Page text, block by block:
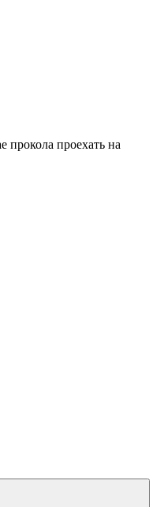
прокола проехать на